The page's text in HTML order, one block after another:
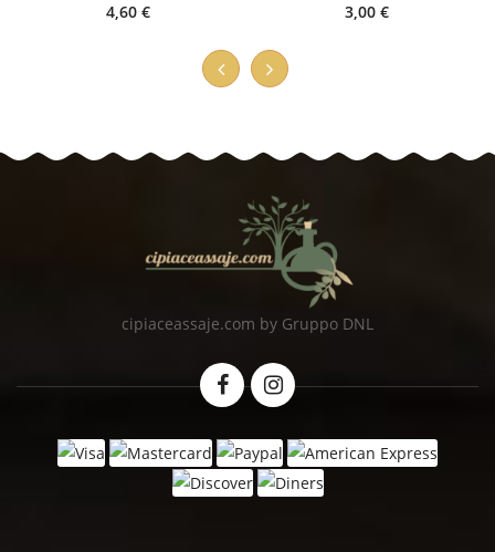
4,60 €
3,00 €
cipiaceassaje.com by Gruppo DNL